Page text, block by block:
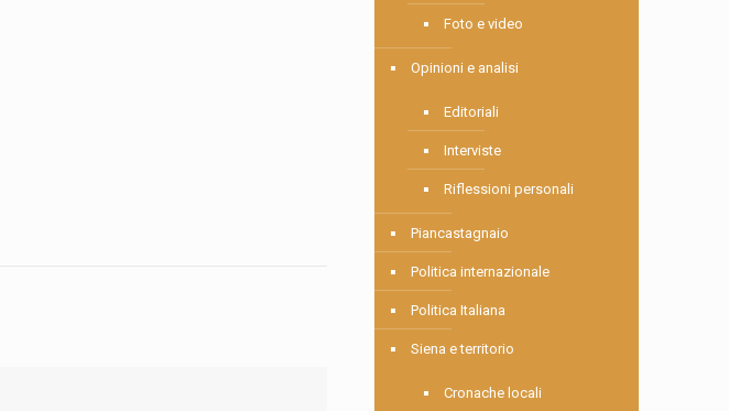
Foto e video
Opinioni e analisi
Editoriali
Interviste
Riflessioni personali
Piancastagnaio
Politica internazionale
Politica Italiana
Siena e territorio
Cronache locali